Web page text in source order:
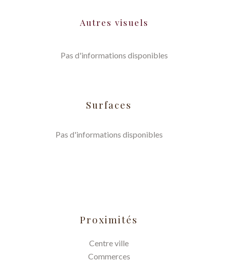
Autres visuels
Pas d'informations disponibles
Surfaces
Pas d'informations disponibles
Proximités
Centre ville
Commerces